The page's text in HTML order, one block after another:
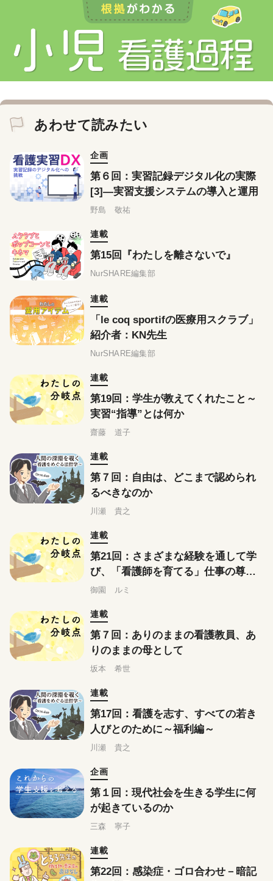
あわせて読みたい
企画
第６回：実習記録デジタル化の実際
[3]―実習支援システムの導入と運用
野島 敬祐
連載
第15回『わたしを離さないで』
NurSHARE編集部
連載
「le coq sportifの医療用スクラブ」
紹介者：KN先生
NurSHARE編集部
連載
第19回：学生が教えてくれたこと～
実習“指導”とは何か
齋藤 道子
連載
第７回：自由は、どこまで認められ
るべきなのか
川瀬 貴之
連載
第21回：さまざまな経験を通して学
び、「看護師を育てる」仕事の尊さ
を実感する
御園 ルミ
連載
第７回：ありのままの看護教員、あ
りのままの母として
坂本 希世
連載
第17回：看護を志す、すべての若き
人びとのために～福利編～
川瀬 貴之
企画
第１回：現代社会を生きる学生に何
が起きているのか
三森 寧子
連載
第22回：感染症・ゴロ合わせ－暗記